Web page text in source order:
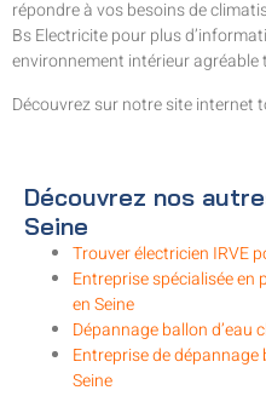
répondre à vos besoins de
Bs Electricite pour plus
environnement intérieur agréable
Découvrez sur notre site internet
Découvrez nos
Seine
Trouver électricien IRVE
Entreprise spécialisée en
en Seine
Dépannage ballon d’eau
Entreprise de dépannage
Seine